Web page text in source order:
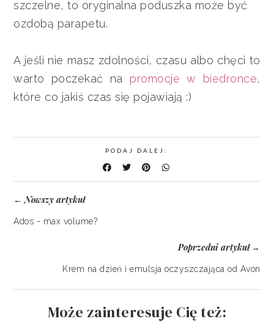
szczelne, to oryginalna poduszka może być
ozdobą parapetu.
A jeśli nie masz zdolności, czasu albo chęci to
warto poczekać na promocje w biedronce,
które co jakiś czas się pojawiają :)
PODAJ DALEJ:
←Nowszy artykuł
Ados - max volume?
Poprzedni artykuł→
Krem na dzień i emulsja oczyszczająca od Avon
Może zainteresuje Cię też: